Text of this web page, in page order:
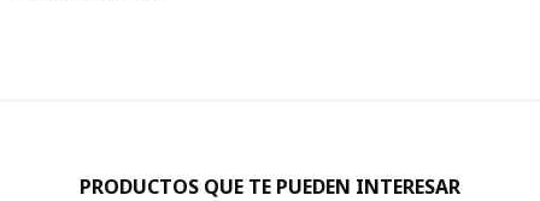
PRODUCTOS QUE TE PUEDEN INTERESAR